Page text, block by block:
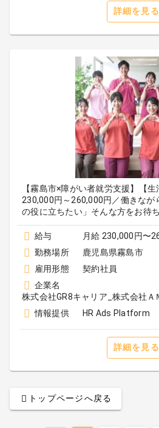
詳細を見る
【霧島市×障がい者就労支援】【生
230,000円～260,000円／働きなが
の役に立ちたい」そんな方をお待
給与
月給 230,000円〜
勤務場所
鹿児島県霧島市
雇用形態
契約社員
企業名
株式会社GR8キャリア_株式会社Ａ
情報提供
HR Ads Platform
詳細を見る
トップページへ戻る